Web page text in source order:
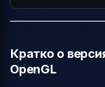
Кратко о
OpenGL